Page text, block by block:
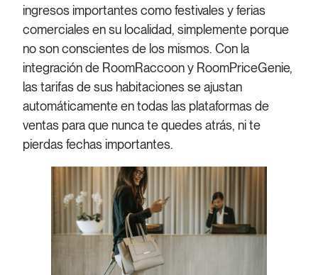
ingresos importantes como festivales y ferias
comerciales en su localidad, simplemente porque
no son conscientes de los mismos. Con la
integración de RoomRaccoon y RoomPriceGenie,
las tarifas de sus habitaciones se ajustan
automáticamente en todas las plataformas de
ventas para que nunca te quedes atrás, ni te
pierdas fechas importantes.